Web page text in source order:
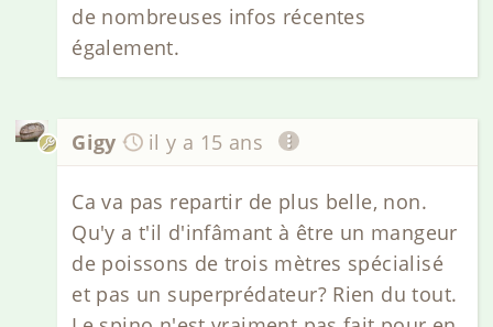
de nombreuses infos récentes
également.
Gigy il y a 15 ans
Ca va pas repartir de plus belle, non.
Qu'y a t'il d'infâmant à être un mangeur
de poissons de trois mètres spécialisé
et pas un superprédateur? Rien du tout.